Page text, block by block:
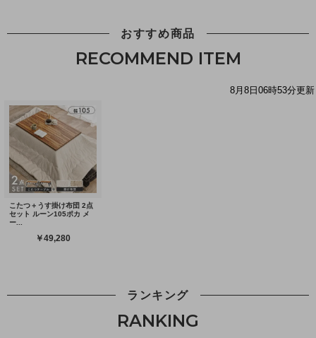
おすすめ商品
RECOMMEND ITEM
ランキング
RANKING